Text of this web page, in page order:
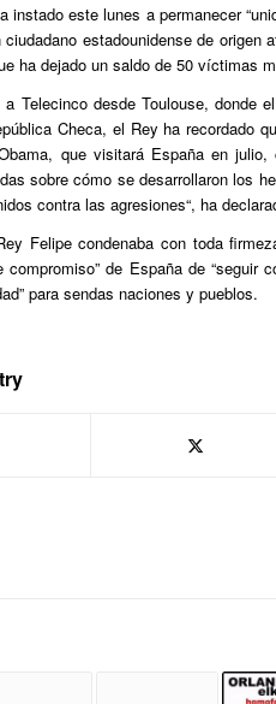
instado este lunes a permanecer
ciudadano estadounidense de
ha dejado un saldo de 50 víctimas
a Telecinco desde Toulouse, donde
Checa, el Rey ha recordado
que visitará España en
sobre cómo se desarrollaron los
contra las agresiones“, ha
Felipe condenaba con toda
compromiso” de España de “seguir
para sendas naciones y pueblos.